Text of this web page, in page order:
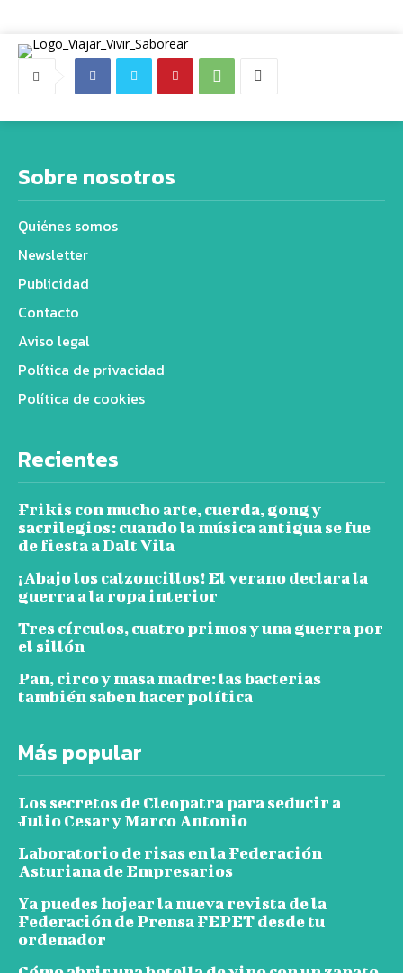
Sobre nosotros
Quiénes somos
Newsletter
Publicidad
Contacto
Aviso legal
Política de privacidad
Política de cookies
Recientes
Frikis con mucho arte, cuerda, gong y
sacrilegios: cuando la música antigua se fue
de fiesta a Dalt Vila
¡Abajo los calzoncillos! El verano declara la
guerra a la ropa interior
Tres círculos, cuatro primos y una guerra por
el sillón
Pan, circo y masa madre: las bacterias
también saben hacer política
Más popular
Los secretos de Cleopatra para seducir a
Julio Cesar y Marco Antonio
Laboratorio de risas en la Federación
Asturiana de Empresarios
Ya puedes hojear la nueva revista de la
Federación de Prensa FEPET desde tu
ordenador